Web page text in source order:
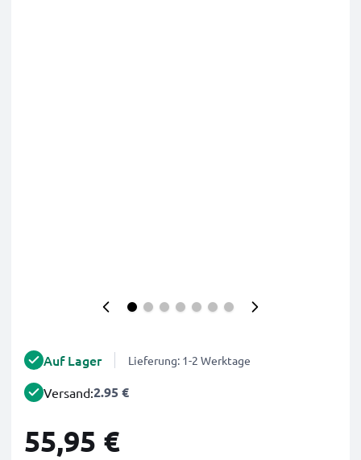
Auf Lager Lieferung: 1-2 Werktage
Versand:2.95 €
55,95 €